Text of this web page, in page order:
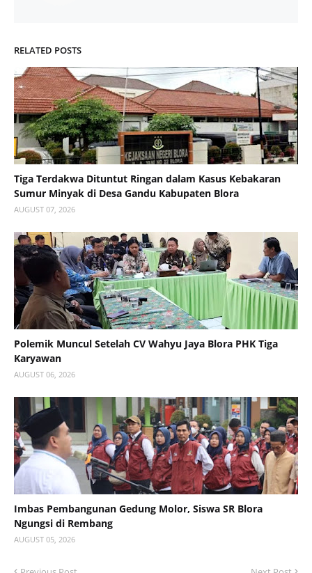
RELATED POSTS
Tiga Terdakwa Dituntut Ringan dalam Kasus Kebakaran
Sumur Minyak di Desa Gandu Kabupaten Blora
AUGUST 07, 2026
Polemik Muncul Setelah CV Wahyu Jaya Blora PHK Tiga
Karyawan
AUGUST 06, 2026
Imbas Pembangunan Gedung Molor, Siswa SR Blora
Ngungsi di Rembang
AUGUST 05, 2026